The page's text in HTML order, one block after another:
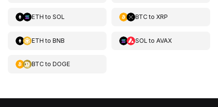
ETH to SOL BTCto XRP
ETH to BNB SOL to AVAX
BTCto DOGE